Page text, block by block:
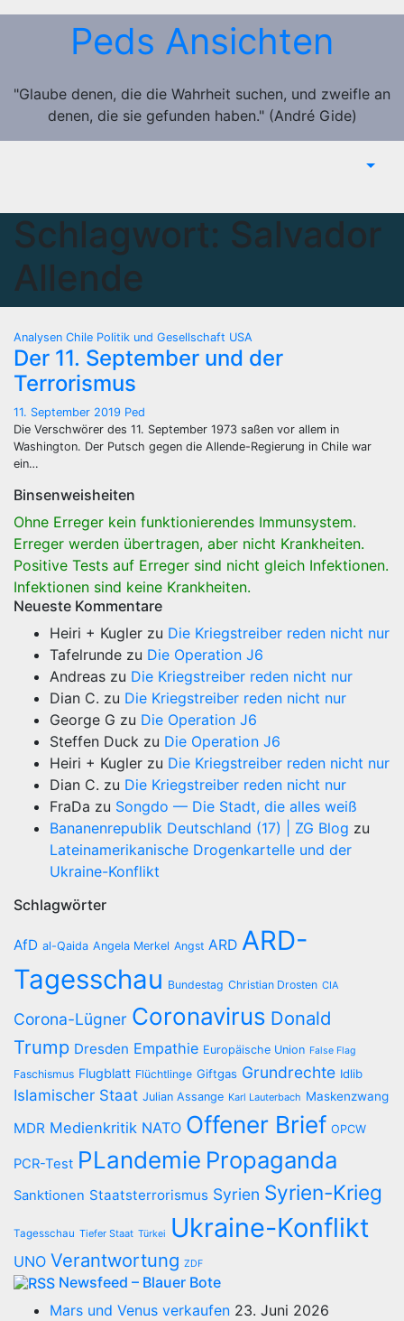
Zum
Peds Ansichten
"Glaube denen, die die Wahrheit suchen, und zweifle an
denen, die sie gefunden haben." (André Gide)
Schlagwort: Salvador
Allende
Analysen Chile Politik und Gesellschaft USA
Der 11. September und der
Terrorismus
11. September 2019 Ped
Die Verschwörer des 11. September 1973 saßen vor allem in
Washington. Der Putsch gegen die Allende-Regierung in Chile war
ein…
Binsenweisheiten
Ohne Erreger kein funktionierendes Immunsystem.
Erreger werden übertragen, aber nicht Krankheiten.
Positive Tests auf Erreger sind nicht gleich Infektionen.
Infektionen sind keine Krankheiten.
Neueste Kommentare
Heiri + Kugler zu Die Kriegstreiber reden nicht nur
Tafelrunde zu Die Operation J6
Andreas zu Die Kriegstreiber reden nicht nur
Dian C. zu Die Kriegstreiber reden nicht nur
George G zu Die Operation J6
Steffen Duck zu Die Operation J6
Heiri + Kugler zu Die Kriegstreiber reden nicht nur
Dian C. zu Die Kriegstreiber reden nicht nur
FraDa zu Songdo — Die Stadt, die alles weiß
Bananenrepublik Deutschland (17) | ZG Blog zu
Lateinamerikanische Drogenkartelle und der
Ukraine-Konflikt
Schlagwörter
AfD al-Qaida Angela Merkel Angst ARD ARD-
Tagesschau Bundestag Christian Drosten CIA
Corona-Lügner Coronavirus Donald
Trump Dresden Empathie Europäische Union False Flag
Faschismus Flugblatt Flüchtlinge Giftgas Grundrechte Idlib
Islamischer Staat Julian Assange Karl Lauterbach Maskenzwang
MDR Medienkritik NATO Offener Brief OPCW
PCR-Test PLandemie Propaganda
Sanktionen Staatsterrorismus Syrien Syrien-Krieg
Tagesschau Tiefer Staat Türkei Ukraine-Konflikt
UNO Verantwortung ZDF
Newsfeed – Blauer Bote
Mars und Venus verkaufen 23. Juni 2026